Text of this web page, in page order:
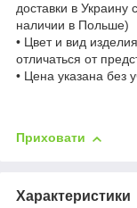
доставки в Украину
наличии в Польше)
• Цвет и вид
отличаться от
• Цена указана без
Приховати
Характеристики